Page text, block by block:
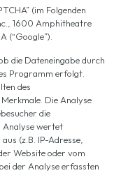
(im Folgenden
1600 Amphitheatre
(“Google”).
die Dateneingabe durch
Programm erfolgt.
des
Die Analyse
die
Analyse wertet
(z.B. IP-Adresse,
Website oder vom
der Analyse erfassten